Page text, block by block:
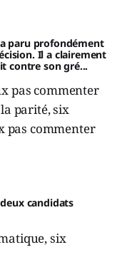
paru profondément
Il a clairement
contre son gré...
pas commenter
parité, six
pas commenter
candidats
six